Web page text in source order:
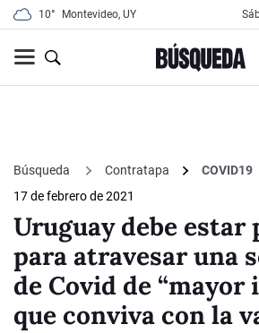
10° Montevideo, UY
Búsqueda Contratapa
COVID19
17 de febrero de 2021
Uruguay debe estar
para atravesar una
de Covid de “mayor
que conviva con la